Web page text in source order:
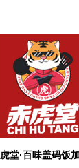
堂·百味盖码饭